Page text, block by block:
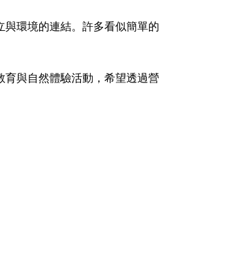
環境的連結。許多看似簡單的
與自然體驗活動，希望透過營